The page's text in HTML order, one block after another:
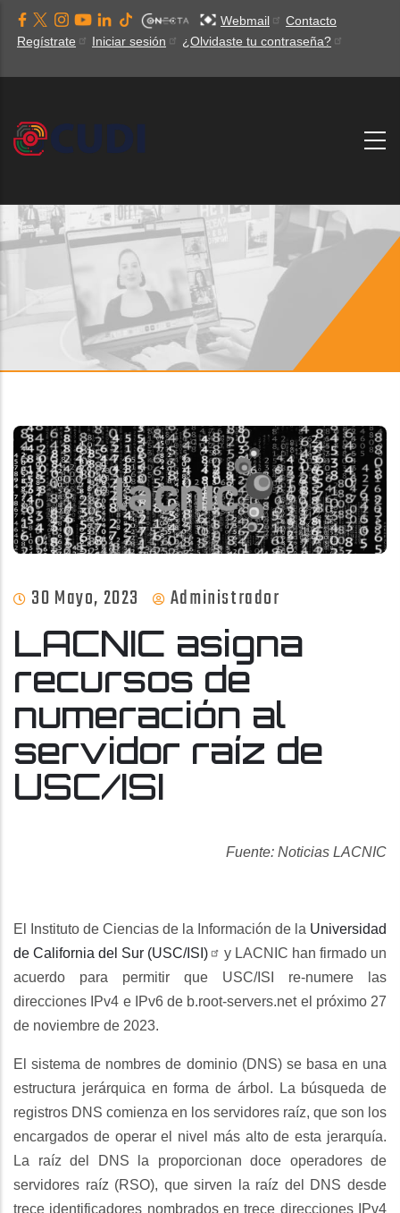
Pasar
Webmail
Contacto
Regístrate
Iniciar sesión ¿Olvidaste tu contraseña?
30 Mayo, 2023 Administrador
LACNIC asigna
recursos de
numeración al
servidor raíz de
USC/ISI
Fuente: Noticias LACNIC
El Instituto de Ciencias de la Información de la Universidad
de California del Sur (USC/ISI)
y LACNIC han firmado un
acuerdo para permitir que USC/ISI re-numere las
direcciones IPv4 e IPv6 de b.root-servers.net el próximo 27
de noviembre de 2023.
El sistema de nombres de dominio (DNS) se basa en una
estructura jerárquica en forma de árbol. La búsqueda de
registros DNS comienza en los servidores raíz, que son los
encargados de operar el nivel más alto de esta jerarquía.
La raíz del DNS la proporcionan doce operadores de
servidores raíz (RSO), que sirven la raíz del DNS desde
trece identificadores nombrados en trece direcciones IPv4